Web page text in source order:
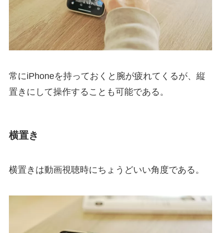
常にiPhoneを持っておくと腕が疲れてくるが、縦
置きにして操作することも可能である。
横置き
横置きは動画視聴時にちょうどいい角度である。